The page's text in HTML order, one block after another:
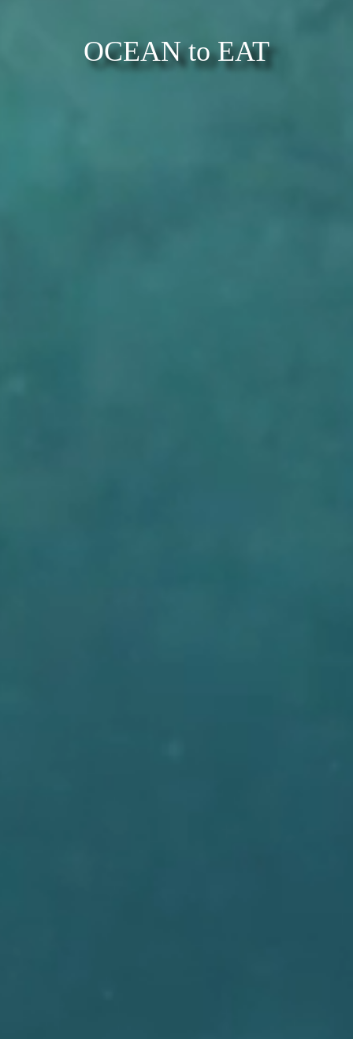
LIFE with SEAFOOD